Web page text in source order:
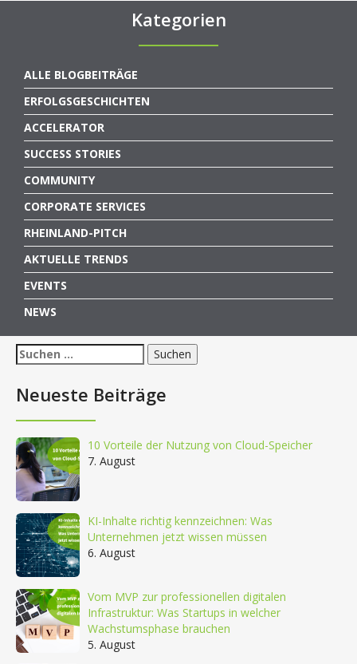
Kategorien
ALLE BLOGBEITRÄGE
ERFOLGSGESCHICHTEN
ACCELERATOR
SUCCESS STORIES
COMMUNITY
CORPORATE SERVICES
RHEINLAND-PITCH
AKTUELLE TRENDS
EVENTS
NEWS
Suchen
nach:
Neueste Beiträge
10 Vorteile der Nutzung von Cloud-Speicher
7. August
KI-Inhalte richtig kennzeichnen: Was
Unternehmen jetzt wissen müssen
6. August
Vom MVP zur professionellen digitalen
Infrastruktur: Was Startups in welcher
Wachstumsphase brauchen
5. August